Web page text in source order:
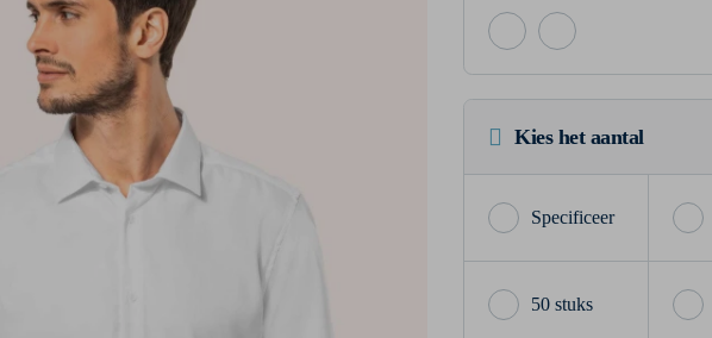
Kies het aantal
50 stuks